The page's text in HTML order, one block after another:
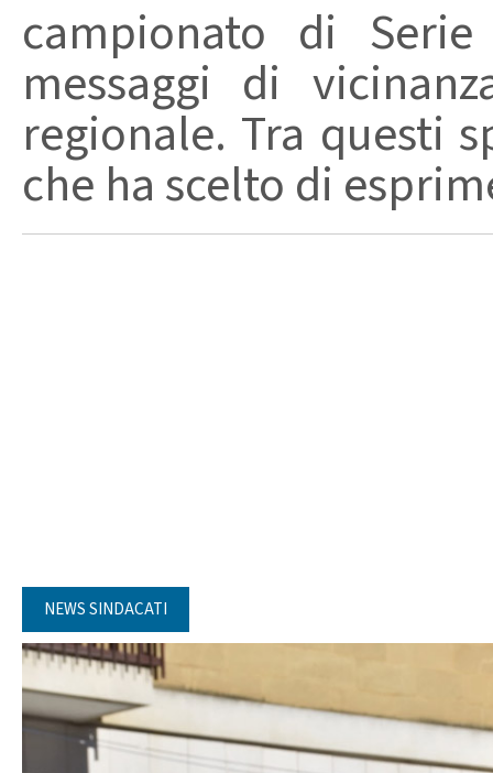
campionato di
messaggi di
regionale. Tra questi
che ha scelto di
NEWS SINDACATI